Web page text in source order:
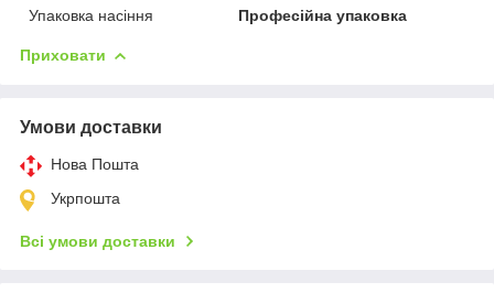
Упаковка насіння
Професійна упаковка
Приховати
Умови доставки
Нова Пошта
Укрпошта
Всі умови доставки